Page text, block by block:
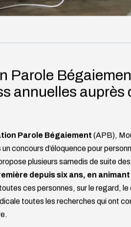
Parole
annuelles auprès
Parole Bégaiement (APB),
concours d’éloquence pour
plusieurs samedis de suite
depuis six ans, en
ces personnes, sur le regard,
toutes les recherches qui ont